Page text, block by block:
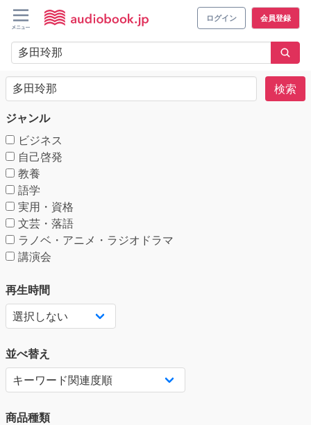
ログイン 会員登録
検索
ジャンル
ビジネス
自己啓発
教養
語学
実用・資格
文芸・落語
ラノベ・アニメ・ラジオドラマ
講演会
再生時間
並べ替え
商品種類